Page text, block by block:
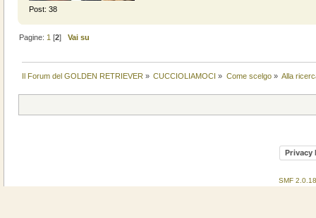
Post: 38
Pagine: 1 [2]Vai su
Il Forum del GOLDEN RETRIEVER » CUCCIOLIAMOCI » Come scelgo» Alla
Privacy
SMF 2.0.18